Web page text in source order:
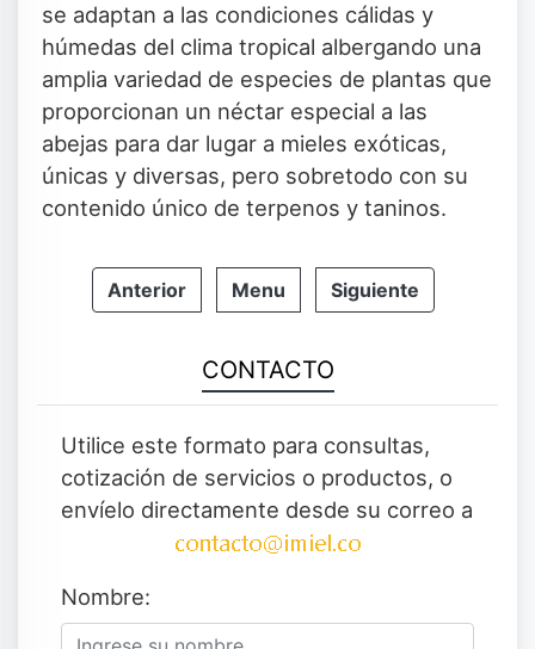
se adaptan a las condiciones cálidas y
húmedas del clima tropical albergando una
amplia variedad de especies de plantas que
proporcionan un néctar especial a las
abejas para dar lugar a mieles exóticas,
únicas y diversas, pero sobretodo con su
contenido único de terpenos y taninos.
Anterior Menu Siguiente
CONTACTO
Utilice este formato para consultas,
cotización de servicios o productos, o
envíelo directamente desde su correo a
Nombre: